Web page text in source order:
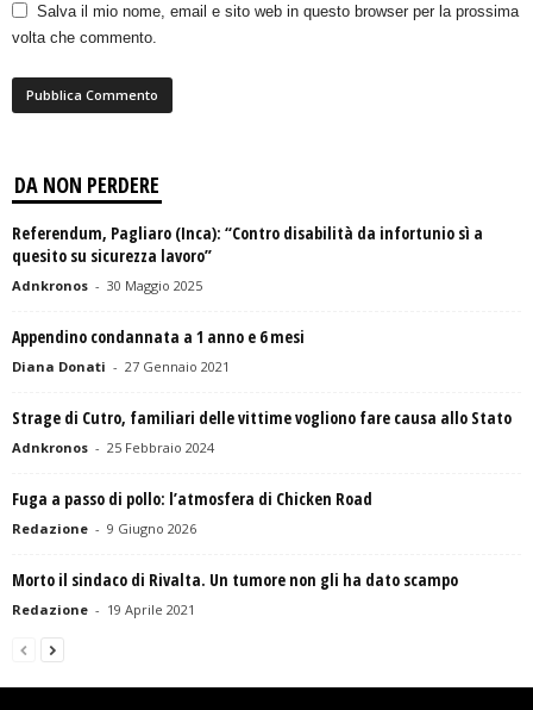
Salva il mio nome, email e sito web in questo browser per la prossima
volta che commento.
DA NON PERDERE
Referendum, Pagliaro (Inca): “Contro disabilità da infortunio sì a
quesito su sicurezza lavoro”
Adnkronos - 30 Maggio 2025
Appendino condannata a 1 anno e 6 mesi
Diana Donati - 27 Gennaio 2021
Strage di Cutro, familiari delle vittime vogliono fare causa allo Stato
Adnkronos - 25 Febbraio 2024
Fuga a passo di pollo: l’atmosfera di Chicken Road
Redazione - 9 Giugno 2026
Morto il sindaco di Rivalta. Un tumore non gli ha dato scampo
Redazione - 19 Aprile 2021